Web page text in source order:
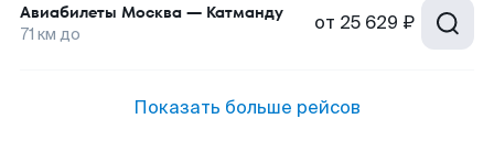
Авиабилеты Москва — Катманду
71 км до от 25 629 ₽
Показать больше рейсов